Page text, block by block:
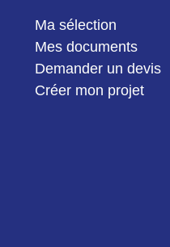
Ma sélection
Mes documents
Demander un devis
Créer mon projet